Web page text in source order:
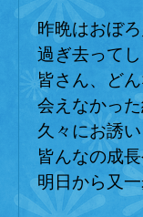
昨晩はおぼ
過ぎ去って
皆さん、ど
会えなかっ
久々にお誘
皆んなの成